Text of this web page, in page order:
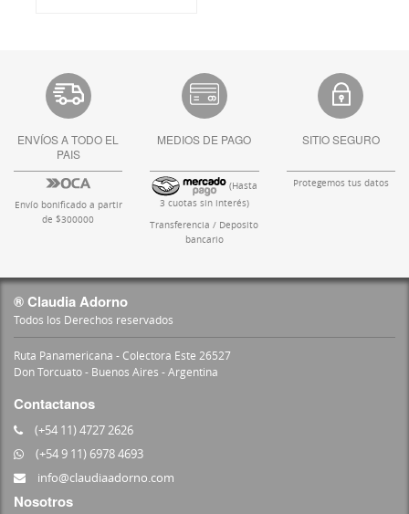
ENVÍOS A TODO EL
PAIS
Envío bonificado a partir
de $300000
MEDIOS DE PAGO
(Hasta
3 cuotas sin interés)
Transferencia / Deposito
bancario
SITIO SEGURO
Protegemos tus datos
® Claudia Adorno
Todos los Derechos reservados
Ruta Panamericana - Colectora Este 26527
Don Torcuato - Buenos Aires - Argentina
Contactanos
(+54 11) 4727 2626
(+54 9 11) 6978 4693
info@claudiaadorno.com
Nosotros